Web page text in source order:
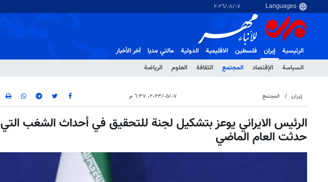
٠٧‏/٠٨‏/٢٠٢٦
الرئيسية
إيران
السياسة
الإقتصاد المجتمع الثقافة العلوم الرياضة
فلسطین الاقلیمیة الدولية مالتي مدیا آخر الأخبار
إيران المجتمع ٠٧‏/٠٥‏/٢٠٢٣، ٦:٣٧ م
الرئيس الايراني يوعز بتشكيل لجنة للتحقيق في أحداث الشغب التي
حدثت العام الماضي